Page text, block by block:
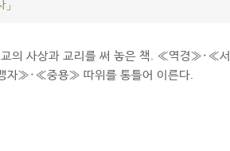
」
교의 사상과 교리를 써 놓은 책. ≪역경
≫·≪중용≫ 따위를 통틀어 이른다.